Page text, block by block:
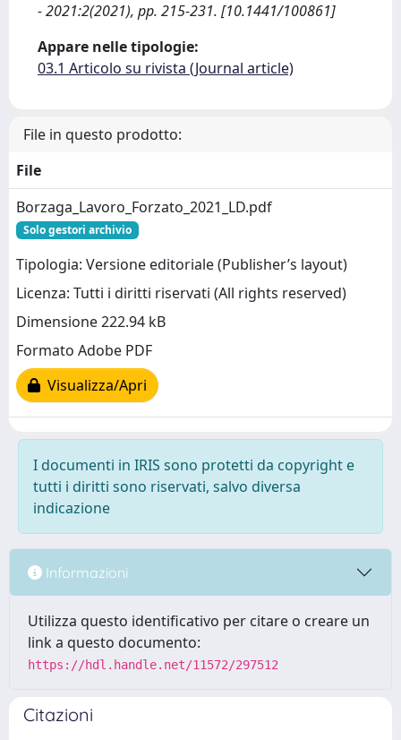
- 2021:2(2021), pp. 215-231. [10.1441/100861]
Appare nelle tipologie:
03.1 Articolo su rivista (Journal article)
File in questo prodotto:
File
Borzaga_Lavoro_Forzato_2021_LD.pdf
Solo gestori archivio
Tipologia: Versione editoriale (Publisher’s layout)
Licenza: Tutti i diritti riservati (All rights reserved)
Dimensione 222.94 kB
Formato Adobe PDF
Visualizza/Apri
I documenti in IRIS sono protetti da copyright e
tutti i diritti sono riservati, salvo diversa
indicazione
Informazioni
Utilizza questo identificativo per citare o creare un
link a questo documento:
https://hdl.handle.net/11572/297512
Citazioni